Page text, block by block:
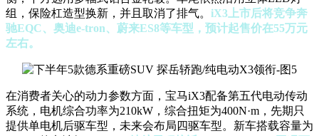
组，保险杠造型换新，并且取消了排气。 iX3 上市后将竞争奔
驰EQC、奥迪e-tron、蔚来ES8等车型，预计起售价在55万元
左右。
在消费者关心的动力参数方面，宝马iX3配备第五代电动传动
系统，电机综合功率为210kW，综合扭矩为400N·m，先期只
提供单电机后驱车型，未来会布局四驱车型。新车搭载容量为